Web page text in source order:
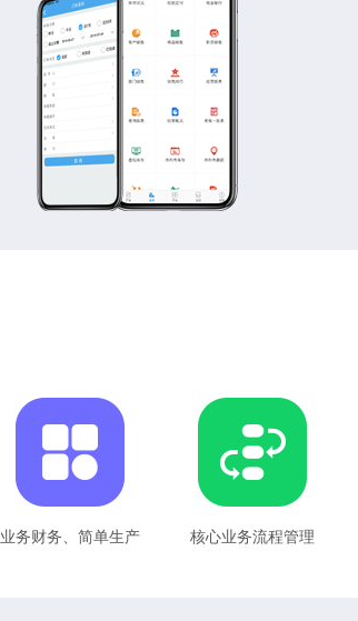
业务财务、简单生产 核心业务流程管理